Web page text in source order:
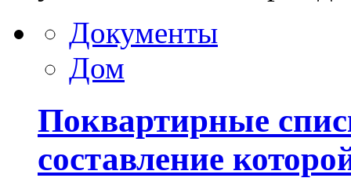
Документы
Дом
Поквартирные
составление